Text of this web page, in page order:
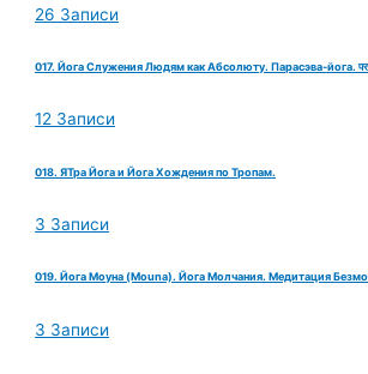
26 Записи
017. Йога Служения Людям как Абсолюту. Парасэва-йога.
12 Записи
018. ЯТра Йога и Йога Хождения по Тропам.
3 Записи
019. Йога Моуна (Mouna). Йога Молчания. Медитация
3 Записи